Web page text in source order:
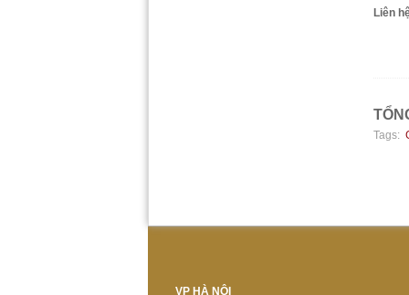
Liên
Tags:
VP HÀ NỘI